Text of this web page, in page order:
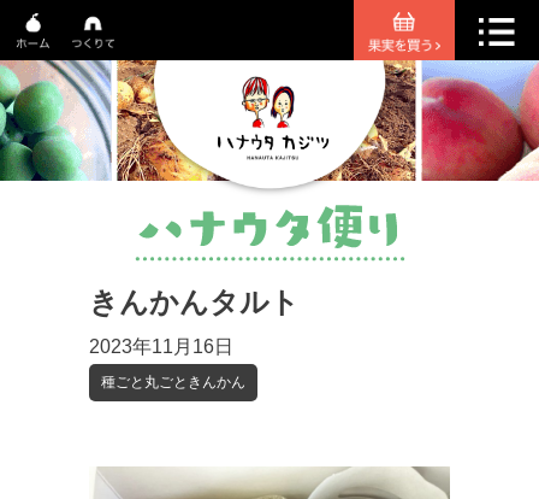
きんかんタルト
2023年11月16日
種ごと丸ごときんかん